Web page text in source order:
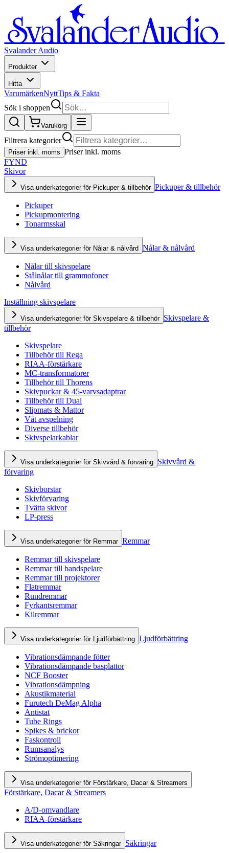
Svalander Audio
Produkter
Hitta
VarumärkenNyttTips & Fakta
Sök i shoppen
Varukorg
Filtrera kategorier
Priser inkl. moms Priser inkl. moms
FYND
Skivor
Visa underkategorier för Pickuper & tillbehör Pickuper & tillbehör
Pickuper
Pickupmontering
Tonarmsskal
Visa underkategorier för Nålar & nålvård Nålar & nålvård
Nålar till skivspelare
Stålnålar till grammofoner
Nålvård
Inställning skivspelare
Visa underkategorier för Skivspelare & tillbehör Skivspelare &
tillbehör
Skivspelare
Tillbehör till Rega
RIAA-förstärkare
MC-transformatorer
Tillbehör till Thorens
Skivpuckar & 45-varvsadaptrar
Tillbehör till Dual
Slipmats & Mattor
Våt avspelning
Diverse tillbehör
Skivspelarkablar
Visa underkategorier för Skivvård & förvaring Skivvård &
förvaring
Skivborstar
Skivförvaring
Tvätta skivor
LP-press
Visa underkategorier för Remmar Remmar
Remmar till skivspelare
Remmar till bandspelare
Remmar till projektorer
Flatremmar
Rundremmar
Fyrkantsremmar
Kilremmar
Visa underkategorier för Ljudförbättring Ljudförbättring
Vibrationsdämpande fötter
Vibrationsdämpande basplattor
NCF Booster
Vibrationsdämpning
Akustikmaterial
Furutech DeMag Alpha
Antistat
Tube Rings
Spikes & brickor
Faskontroll
Rumsanalys
Strömoptimering
Visa underkategorier för Förstärkare, Dacar & Streamers
Förstärkare, Dacar & Streamers
A/D-omvandlare
RIAA-förstärkare
Visa underkategorier för Säkringar Säkringar